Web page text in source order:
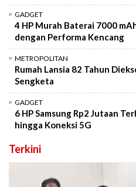
GADGET
4 HP Murah Baterai 7000
dengan Performa Kencang
METROPOLITAN
Rumah Lansia 82 Tahun
Sengketa
GADGET
6 HP Samsung Rp2 Jutaan
hingga Koneksi 5G
Terkini